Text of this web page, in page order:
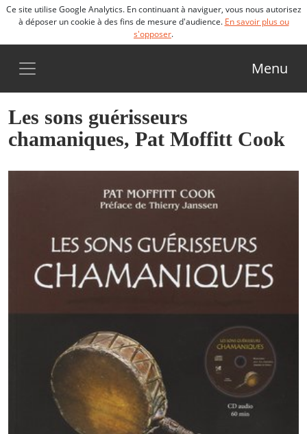
Ce site utilise Google Analytics. En continuant à naviguer, vous nous autorisez
à déposer un cookie à des fins de mesure d'audience. En savoir plus ou
s'opposer.
Menu
Les sons guérisseurs
chamaniques, Pat Moffitt Cook